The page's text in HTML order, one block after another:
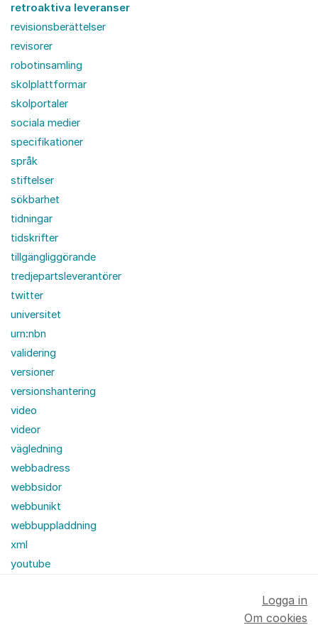
retroaktiva leveranser
revisionsberättelser
revisorer
robotinsamling
skolplattformar
skolportaler
sociala medier
specifikationer
språk
stiftelser
sökbarhet
tidningar
tidskrifter
tillgängliggörande
tredjepartsleverantörer
twitter
universitet
urn:nbn
validering
versioner
versionshantering
video
videor
vägledning
webbadress
webbsidor
webbunikt
webbuppladdning
xml
youtube
Logga in
Om cookies